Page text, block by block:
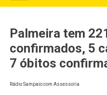
Palmeira tem
confirmados, 5
7 óbitos
Rádio Sampaio com Assessoria